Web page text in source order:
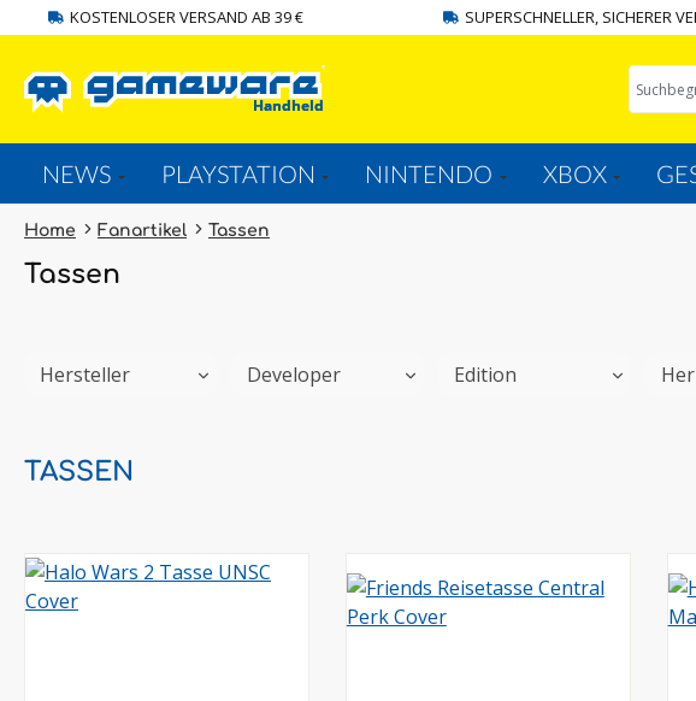
Zur Hauptnavigation springen
KOSTENLOSER VERSAND AB 39 € SUPERSCHNELLER, SICHERER
NEWS PLAYSTATION NINTENDO XBOX
Home Fanartikel Tassen
Tassen
Hersteller Developer Edition
TASSEN